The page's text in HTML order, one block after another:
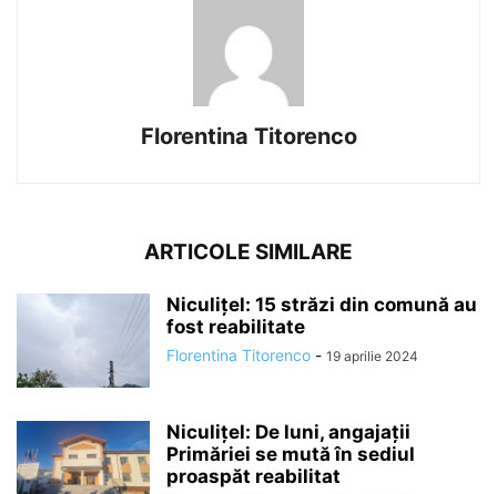
Florentina Titorenco
ARTICOLE SIMILARE
Niculițel: 15 străzi din comună au
fost reabilitate
Florentina Titorenco - 19 aprilie 2024
Niculițel: De luni, angajații
Primăriei se mută în sediul
proaspăt reabilitat